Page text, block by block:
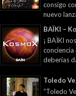
consigo
nuevo
BAÏKI –
¡ BAÏKI
deberías
Toledo
“Toledo